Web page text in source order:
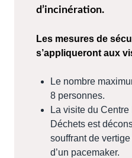
d’incinération.
Les mesures de
s’appliqueront aux
Le nombre
8 personnes.
La visite du
Déchets est
souffrant de
d’un pacemaker.